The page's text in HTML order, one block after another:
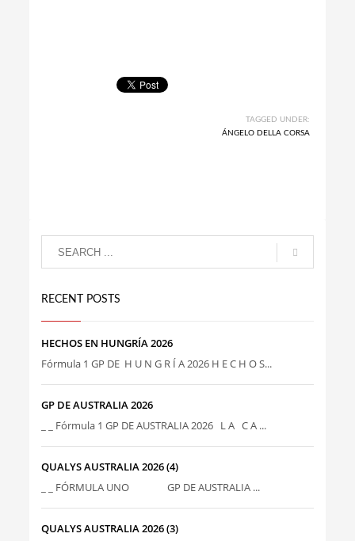
TAGGED UNDER:
ÁNGELO DELLA CORSA
RECENT POSTS
HECHOS EN HUNGRÍA 2026
Fórmula 1 GP DE H U N G R Í A 2026 H E C H O S...
GP DE AUSTRALIA 2026
_ _ Fórmula 1 GP DE AUSTRALIA 2026 L A C A ...
QUALYS AUSTRALIA 2026 (4)
_ _ FÓRMULA UNO GP DE AUSTRALIA ...
QUALYS AUSTRALIA 2026 (3)